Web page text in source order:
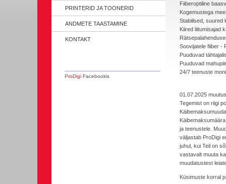
PRINTERID JA TOONERID
ANDMETE TAASTAMINE
KONTAKT
ProDigi Facebookis
Fiiberoptiline
Kogemustega
Stabiilsed, suured
Kiired liitumisajad
Soovijatele fiiber -
Puuduvad
Puuduvad
24/7 teenuste
01.07.2025
Tegemist on riigi
ja teenustele.
väljastab ProDigi
juhul, kui Teil on
vastavalt muuta
muudatustest
Küsimuste korral